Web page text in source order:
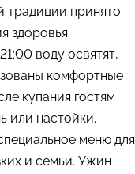
традиции принято
здоровья
воду освятят,
комфортные
купания гостям
или настойки.
меню для
и семьи. Ужин